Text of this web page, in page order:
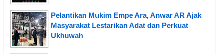
Pelantikan Mukim Empe Ara, Anwar AR Ajak
Masyarakat Lestarikan Adat dan Perkuat
Ukhuwah